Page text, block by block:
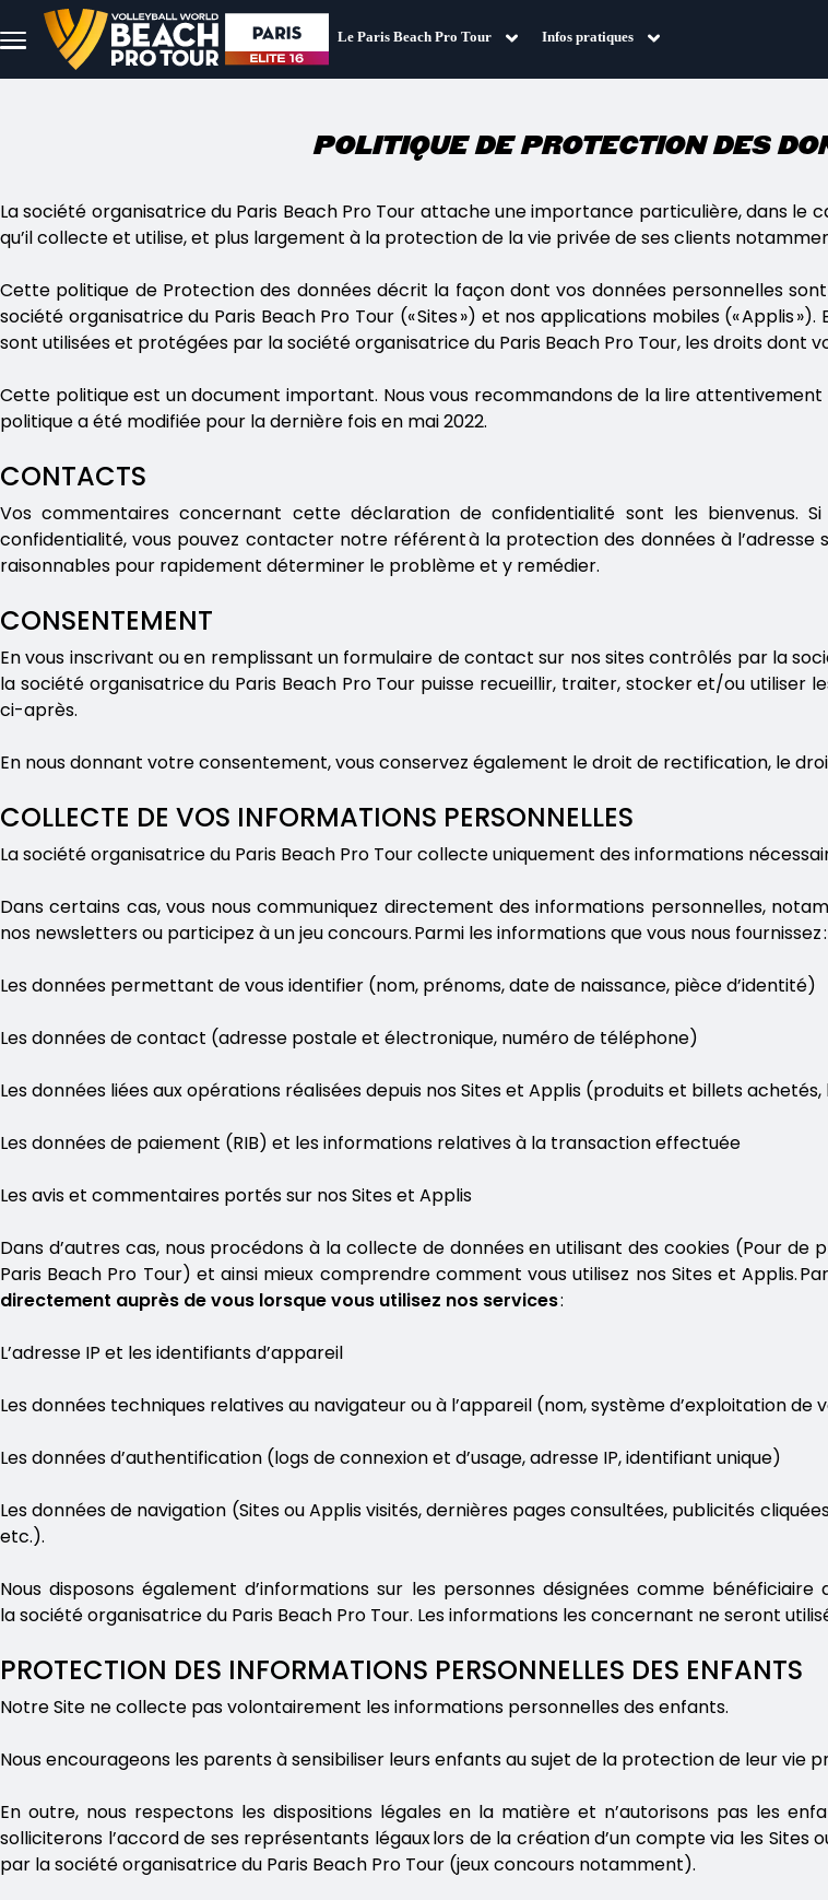
Aller au contenu principal
Menu
principal
Le Paris Beach Pro Tour Infos pratiques
Politique de protection des
La société organisatrice du Paris Beach Pro Tour attache une importance particulière, dans le
qu’il collecte et utilise, et plus largement à la protection de la vie privée de ses clients
Cette politique de Protection des données décrit la façon dont vos données personnelles
société organisatrice du Paris Beach Pro Tour (« Sites ») et nos applications mobiles (« Applis
sont utilisées et protégées par la société organisatrice du Paris Beach Pro Tour, les droits dont
Cette politique est un document important. Nous vous recommandons de la lire
politique a été modifiée pour la dernière fois en mai 2022.
CONTACTS
Vos commentaires concernant cette déclaration de confidentialité sont les bienvenus.
confidentialité, vous pouvez contacter notre référent à la protection des données à l’adresse
raisonnables pour rapidement déterminer le problème et y remédier.
CONSENTEMENT
En vous inscrivant ou en remplissant un formulaire de contact sur nos sites contrôlés par la
la société organisatrice du Paris Beach Pro Tour puisse recueillir, traiter, stocker et/ou utiliser
ci-après.
En nous donnant votre consentement, vous conservez également le droit de rectification, le
COLLECTE DE VOS INFORMATIONS PERSONNELLES
La société organisatrice du Paris Beach Pro Tour collecte uniquement des informations
Dans certains cas, vous nous communiquez directement des informations personnelles,
nos newsletters ou participez à un jeu concours. Parmi les informations que vous nous fournissez :
Les données permettant de vous identifier (nom, prénoms, date de naissance, pièce d’identité)
Les données de contact (adresse postale et électronique, numéro de téléphone)
Les données liées aux opérations réalisées depuis nos Sites et Applis (produits et billets
Les données de paiement (RIB) et les informations relatives à la transaction effectuée
Les avis et commentaires portés sur nos Sites et Applis
Dans d’autres cas, nous procédons à la collecte de données en utilisant des cookies (Pour
Paris Beach Pro Tour) et ainsi mieux comprendre comment vous utilisez nos Sites et Applis.
directement auprès de vous lorsque vous utilisez nos services:
L’adresse IP et les identifiants d’appareil
Les données techniques relatives au navigateur ou à l’appareil (nom, système d’exploitation
Les données d’authentification (logs de connexion et d’usage, adresse IP, identifiant unique)
Les données de navigation (Sites ou Applis visités, dernières pages consultées, publicités
etc.).
Nous disposons également d’informations sur les personnes désignées comme
la société organisatrice du Paris Beach Pro Tour. Les informations les concernant ne seront
PROTECTION DES INFORMATIONS PERSONNELLES DES ENFANTS
Notre Site ne collecte pas volontairement les informations personnelles des enfants.
Nous encourageons les parents à sensibiliser leurs enfants au sujet de la protection de leur vie
En outre, nous respectons les dispositions légales en la matière et n’autorisons pas les
solliciterons l’accord de ses représentants légaux lors de la création d’un compte via les
par la société organisatrice du Paris Beach Pro Tour (jeux concours notamment).